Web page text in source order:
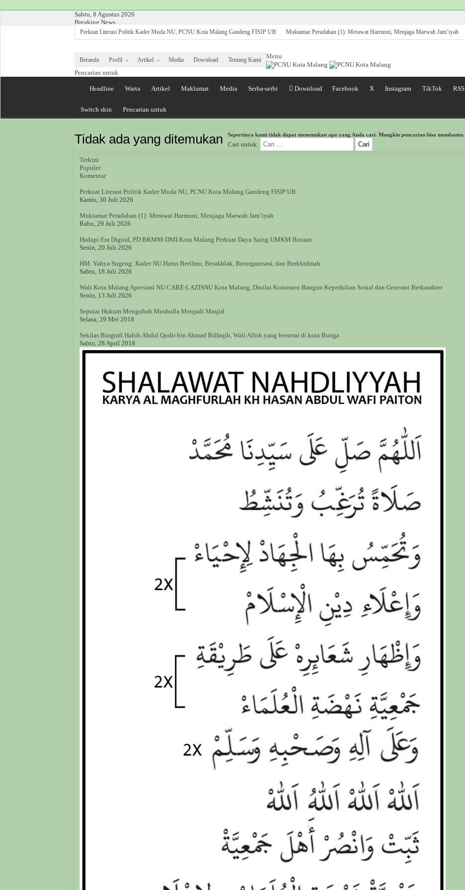
Sabtu, 8 Agustus 2026
Breaking News
Perkuat Literasi Politik Kader Muda NU, PCNU Kota Malang Gandeng FISIP UB Muktamar Peradaban (1): Merawat Harmoni, Menjaga Marwah Jam’iyah
Wali Kota Malang Apresiasi NU CARE-LAZISNU Kota Malang, Dinilai Konsisten Bangun Kepedulian Sosial dan Generasi Berkarakter
Rais Syuriah PCNU Kota Malang: Anak Yatim Memiliki Kesempatan Menjadi Pemimpin Besar seperti Rasulullah SAW
Merawat Harapan Anak Yatim, Manajer NU Care-LAZISNU Kota Malang Ajak Perkuat Kolaborasi Kebaikan
Festival Muharram NU Care-LAZISNU Kota Malang, Hadirkan Kebahagiaan bagi Ratusan Anak Yatim
Beranda Profil Artikel Media Download Tentang Kami Menu
Pencarian untuk
Headline Warta Artikel Maklumat Media Serba-serbi Download Facebook X Instagram TikTok RSS
Switch skin Pencarian untuk
Tidak ada yang ditemukan Sepertinya kami tidak dapat menemukan apa yang Anda cari. Mungkin pencarian bisa membantu.
Cari untuk:
Terkini
Populer
Komentar
Perkuat Literasi Politik Kader Muda NU, PCNU Kota Malang Gandeng FISIP UB
Kamis, 30 Juli 2026
Muktamar Peradaban (1): Merawat Harmoni, Menjaga Marwah Jam’iyah
Rabu, 29 Juli 2026
Hadapi Era Digital, PD BKMM-DMI Kota Malang Perkuat Daya Saing UMKM Binaan
Senin, 20 Juli 2026
HM. Yahya Sugeng: Kader NU Harus Berilmu, Berakhlak, Berorganisasi, dan Berkhidmah
Sabtu, 18 Juli 2026
Wali Kota Malang Apresiasi NU CARE-LAZISNU Kota Malang, Dinilai Konsisten Bangun Kepedulian Sosial dan Generasi Berkarakter
Senin, 13 Juli 2026
Seputar Hukum Mengubah Musholla Menjadi Masjid
Selasa, 29 Mei 2018
Sekilas Biografi Habib Abdul Qodir bin Ahmad Bilfaqih, Wali Alloh yang bersemi di kota Bunga
Sabtu, 28 April 2018